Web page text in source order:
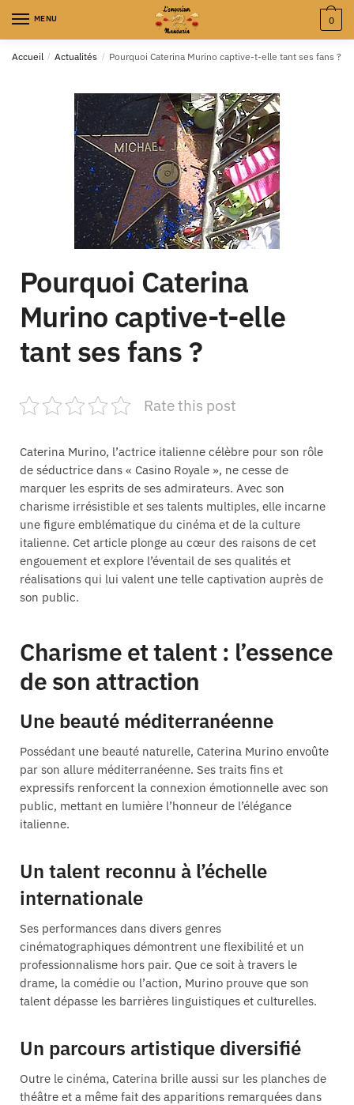
MENU 0
Accueil / Actualités / Pourquoi Caterina Murino captive-t-elle tant ses fans ?
Pourquoi Caterina
Murino captive-t-elle
tant ses fans ?
Rate this post
Caterina Murino, l’actrice italienne célèbre pour son rôle
de séductrice dans « Casino Royale », ne cesse de
marquer les esprits de ses admirateurs. Avec son
charisme irrésistible et ses talents multiples, elle incarne
une figure emblématique du cinéma et de la culture
italienne. Cet article plonge au cœur des raisons de cet
engouement et explore l’éventail de ses qualités et
réalisations qui lui valent une telle captivation auprès de
son public.
Charisme et talent : l’essence
de son attraction
Une beauté méditerranéenne
Possédant une beauté naturelle, Caterina Murino envoûte
par son allure méditerranéenne. Ses traits fins et
expressifs renforcent la connexion émotionnelle avec son
public, mettant en lumière l’honneur de l’élégance
italienne.
Un talent reconnu à l’échelle
internationale
Ses performances dans divers genres
cinématographiques démontrent une flexibilité et un
professionnalisme hors pair. Que ce soit à travers le
drame, la comédie ou l’action, Murino prouve que son
talent dépasse les barrières linguistiques et culturelles.
Un parcours artistique diversifié
Outre le cinéma, Caterina brille aussi sur les planches de
théâtre et a même fait des apparitions remarquées dans